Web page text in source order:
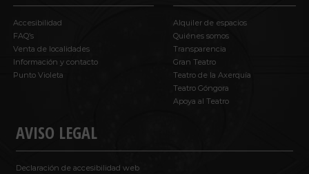
Accesibilidad
FAQ’s
Venta de localidades
Información y contacto
Punto Violeta
AVISO LEGAL
Declaración de accesibilidad web
Alquiler de espacios
Quiénes somos
Transparencia
Gran Teatro
Teatro de la Axerquía
Teatro Góngora
Apoya al Teatro